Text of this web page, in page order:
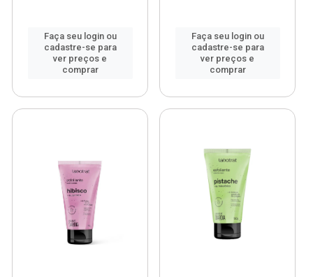
Faça seu login ou
cadastre-se para
ver preços e
comprar
Faça seu login ou
cadastre-se para
ver preços e
comprar